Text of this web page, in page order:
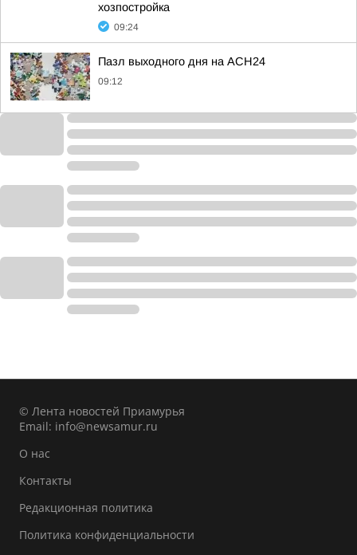
хозпостройка
09:24
Пазл выходного дня на АСН24
09:12
© Лента новостей Приамурья
Email: info@newsamur.ru
О нас
Контакты
Редакционная политика
Политика конфиденциальности